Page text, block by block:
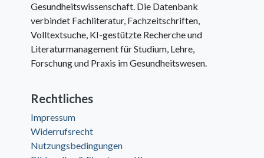
Gesundheitswissenschaft. Die Datenbank
verbindet Fachliteratur, Fachzeitschriften,
Volltextsuche, KI-gestützte Recherche und
Literaturmanagement für Studium, Lehre,
Forschung und Praxis im Gesundheitswesen.
Rechtliches
Impressum
Widerrufsrecht
Nutzungsbedingungen